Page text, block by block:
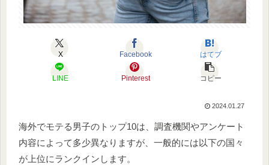
X Facebook はてブ
LINE Pinterest コピー
2024.01.27
海外でモテる男子のトップ10は、調査機関やアンケート
内容によって多少異なりますが、一般的には以下の国々
が上位にランクインします。